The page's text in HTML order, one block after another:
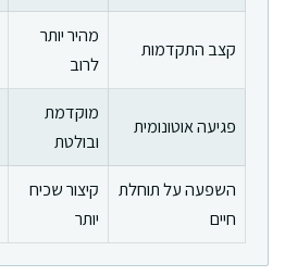
קצב התקדמות
מהיר יותר
לרוב
פגיעה אוטונומית
מוקדמת
ובולטת
השפעה על תוחלת
חיים
קיצור שכיח
יותר